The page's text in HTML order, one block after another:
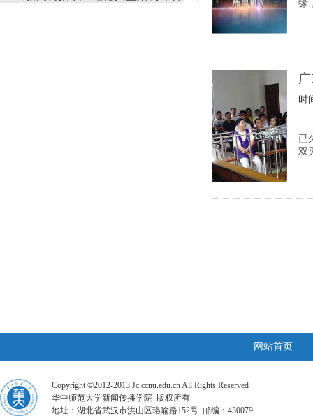
缘
时
已
双
网站首页
Copyright ©2012-2013 Jc.ccnu.edu.cn All Rights Reserved
华中师范大学新闻传播学院 版权所有
地址：湖北省武汉市洪山区珞喻路152号 邮编：430079